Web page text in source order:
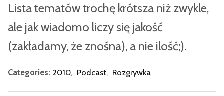
Lista tematów trochę krótsza niż zwykle,
ale jak wiadomo liczy się jakość
(zakładamy, że znośna), a nie ilość;).
Categories: 2010, Podcast, Rozgrywka